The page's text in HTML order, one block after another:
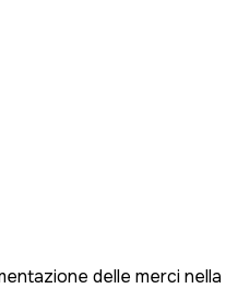
delle merci nella